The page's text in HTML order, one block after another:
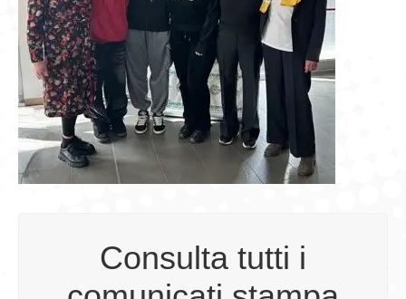
Consulta tutti i